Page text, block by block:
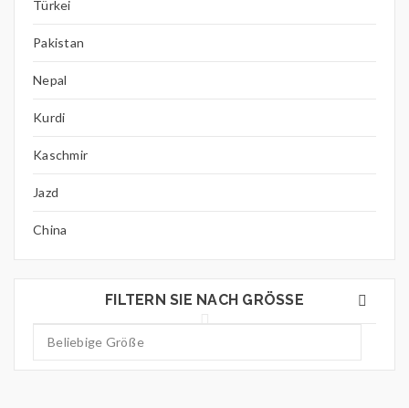
Türkei
Pakistan
Nepal
Kurdi
Kaschmir
Jazd
China
FILTERN SIE NACH GRÖSSE